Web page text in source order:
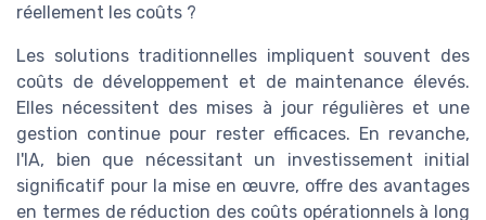
réellement les coûts ?
Les solutions traditionnelles impliquent souvent des
coûts de développement et de maintenance élevés.
Elles nécessitent des mises à jour régulières et une
gestion continue pour rester efficaces. En revanche,
l'IA, bien que nécessitant un investissement initial
significatif pour la mise en œuvre, offre des avantages
en termes de réduction des coûts opérationnels à long